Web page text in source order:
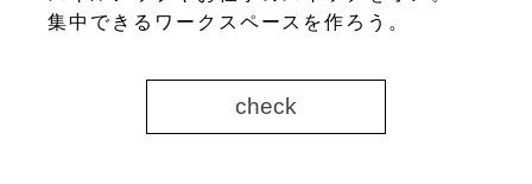
集中できるワークスペースを作ろう。
check